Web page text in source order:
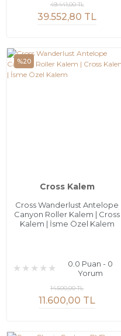
39.552,80 TL
49.441,00 TL
%20
Cross Kalem
Cross Wanderlust Antelope
Canyon Roller Kalem | Cross
Kalem | İsme Özel Kalem
0.0 Puan - 0
Yorum
11.600,00 TL
14.500,00 TL